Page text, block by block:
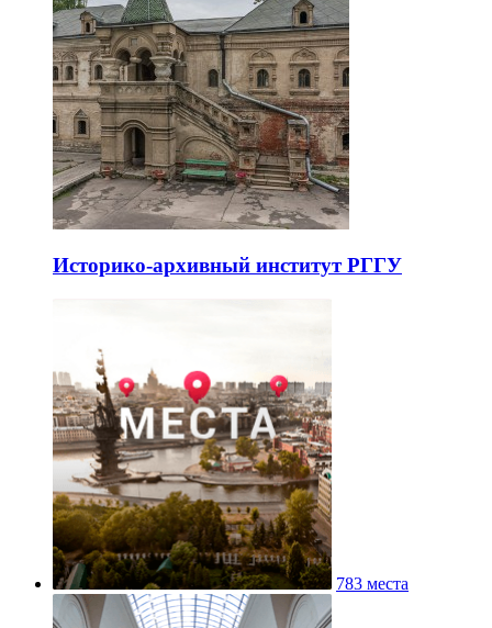
Историко-архивный институт РГГУ
783 места